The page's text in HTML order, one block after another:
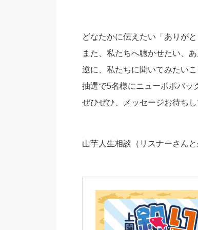
どなたかに伝えたい「ありが
また、私たちへ聴かせたい、
逆に、私たちに聞いてみたいこ
抽選で5名様にニューポポバッ
ぜひぜひ、メッセージお待ちし
山芋人生相談（リスナーさん